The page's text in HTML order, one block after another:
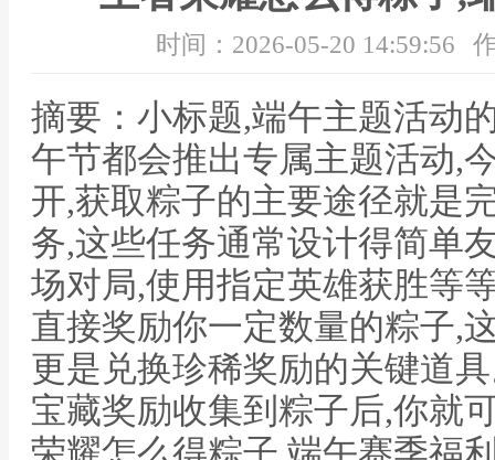
时间：2026-05-20 14:59:56
摘要：小标题,端午主题活动
午节都会推出专属主题活动,
开,获取粽子的主要途径就是
务,这些任务通常设计得简单
场对局,使用指定英雄获胜等
直接奖励你一定数量的粽子,
更是兑换珍稀奖励的关键道
宝藏奖励收集到粽子后,你就